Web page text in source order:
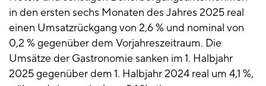
in den ersten sechs Monaten des Jahres 2025 real
einen Umsatzrückgang von 2,6 % und nominal von
0,2 % gegenüber dem Vorjahreszeitraum. Die
Umsätze der Gastronomie sanken im 1. Halbjahr
2025 gegenüber dem 1. Halbjahr 2024 real um 4,1 %,